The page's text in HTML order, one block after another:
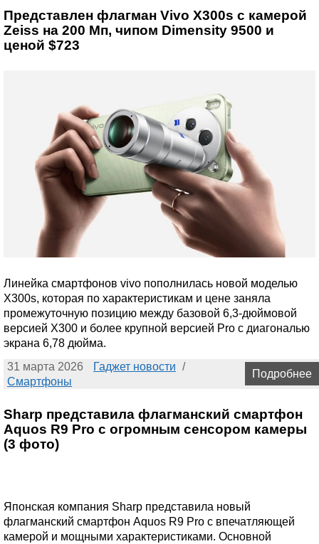
Представлен флагман Vivo X300s с камерой
Zeiss на 200 Мп, чипом Dimensity 9500 и
ценой $723
Линейка смартфонов vivo пополнилась новой моделью
X300s, которая по характеристикам и цене заняла
промежуточную позицию между базовой 6,3-дюймовой
версией X300 и более крупной версией Pro с диагональю
экрана 6,78 дюйма.
31 марта 2026
Гаджет новости /
Смартфоны
Подробнее
Sharp представила флагманский смартфон
Aquos R9 Pro с огромным сенсором камеры
(3 фото)
Японская компания Sharp представила новый
флагманский смартфон Aquos R9 Pro с впечатляющей
камерой и мощными характеристиками. Основной